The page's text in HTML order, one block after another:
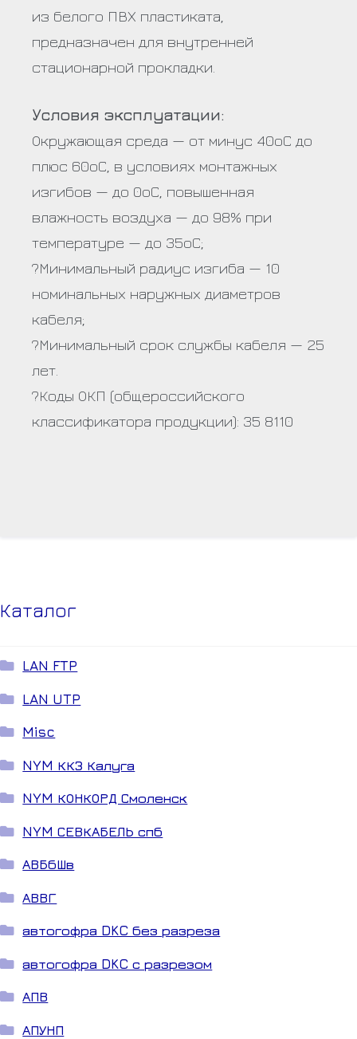
из белого ПВХ пластиката,
предназначен для внутренней
стационарной прокладки.
Условия эксплуатации:
Окружающая среда — от минус 40оС до
плюс 60оС, в условиях монтажных
изгибов — до 0оС, повышенная
влажность воздуха — до 98% при
температуре — до 35оС;
?Минимальный радиус изгиба — 10
номинальных наружных диаметров
кабеля;
?Минимальный срок службы кабеля — 25
лет.
?Коды ОКП (общероссийского
классификатора продукции): 35 8110
Каталог
LAN FTP
LAN UTP
Misc
NYM ККЗ Калуга
NYM КОНКОРД Смоленск
NYM СЕВКАБЕЛЬ спб
АВБбШв
АВВГ
автогофра DKC без разреза
автогофра DKC с разрезом
АПВ
АПУНП